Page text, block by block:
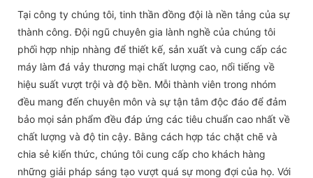
Tại công ty chúng tôi, tinh thần đồng đội là nền tảng của sự
thành công. Đội ngũ chuyên gia lành nghề của chúng tôi
phối hợp nhịp nhàng để thiết kế, sản xuất và cung cấp các
máy làm đá vảy thương mại chất lượng cao, nổi tiếng về
hiệu suất vượt trội và độ bền. Mỗi thành viên trong nhóm
đều mang đến chuyên môn và sự tận tâm độc đáo để đảm
bảo mọi sản phẩm đều đáp ứng các tiêu chuẩn cao nhất về
chất lượng và độ tin cậy. Bằng cách hợp tác chặt chẽ và
chia sẻ kiến ​​thức, chúng tôi cung cấp cho khách hàng
những giải pháp sáng tạo vượt quá sự mong đợi của họ. Với